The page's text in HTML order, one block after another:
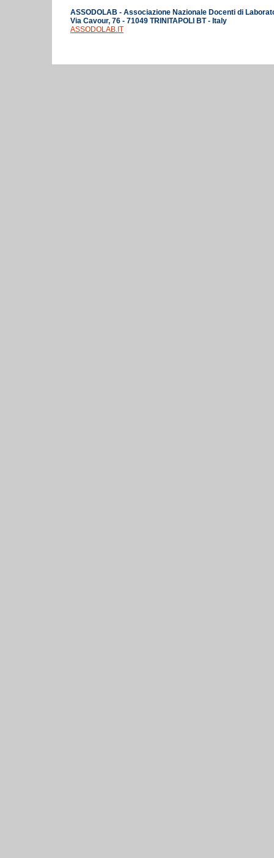
ASSODOLAB - Associazione Nazionale Docenti di
Via Cavour, 76 - 71049 TRINITAPOLI BT - Italy
ASSODOLAB.IT